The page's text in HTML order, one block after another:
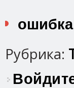
Рубрика: